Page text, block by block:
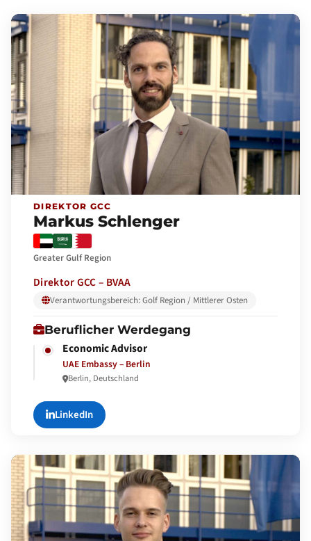
DIREKTOR GCC
Markus Schlenger
Greater Gulf Region
Direktor GCC – BVAA
Verantwortungsbereich: Golf Region / Mittlerer Osten
Beruflicher Werdegang
Economic Advisor
UAE Embassy – Berlin
Berlin, Deutschland
LinkedIn